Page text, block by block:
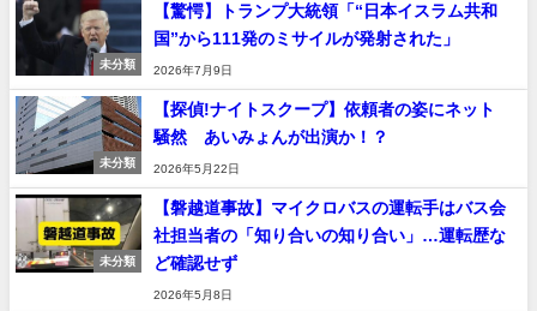
未分類
【驚愕】トランプ大統領「“日本イスラム共和
国”から111発のミサイルが発射された」
2026年7月9日
未分類
【探偵!ナイトスクープ】依頼者の姿にネット
騒然 あいみょんが出演か！？
2026年5月22日
未分類
【磐越道事故】マイクロバスの運転手はバス会
社担当者の「知り合いの知り合い」…運転歴な
ど確認せず
2026年5月8日